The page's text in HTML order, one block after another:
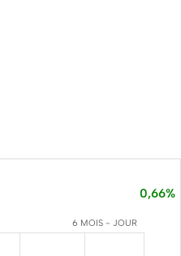
0,66%
6 MOIS - JOUR